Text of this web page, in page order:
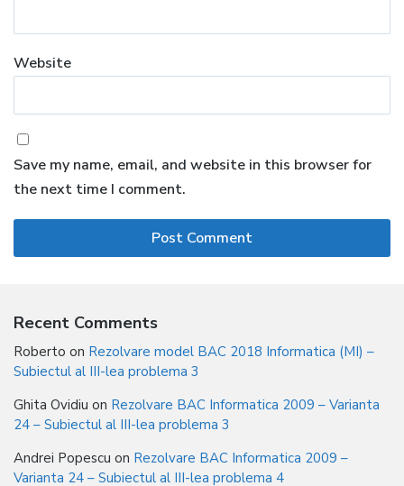
Website
Save my name, email, and website in this browser for
the next time I comment.
Recent Comments
Roberto on Rezolvare model BAC 2018 Informatica (MI) –
Subiectul al III-lea problema 3
Ghita Ovidiu on Rezolvare BAC Informatica 2009 – Varianta
24 – Subiectul al III-lea problema 3
Andrei Popescu on Rezolvare BAC Informatica 2009 –
Varianta 24 – Subiectul al III-lea problema 4